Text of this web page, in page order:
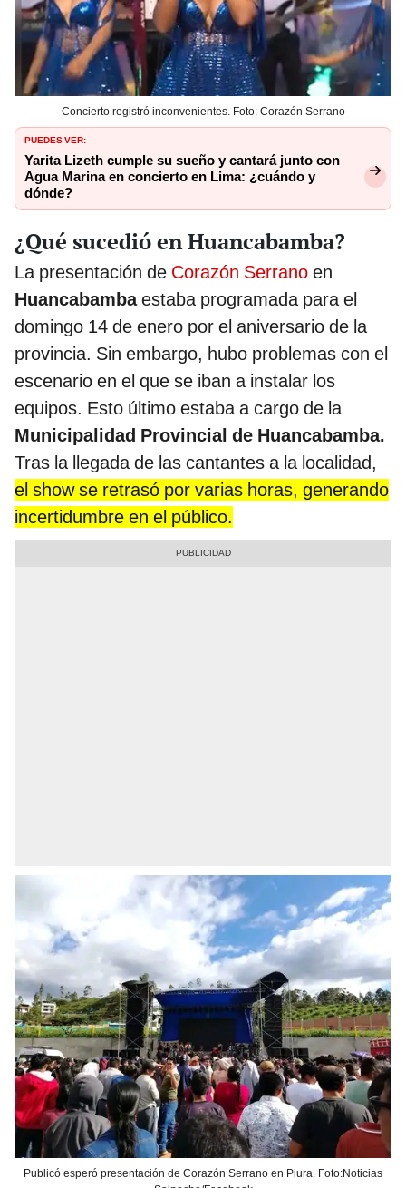
Concierto registró inconvenientes. Foto: Corazón Serrano
PUEDES VER:
Yarita Lizeth cumple su sueño y cantará junto con
Agua Marina en concierto en Lima: ¿cuándo y
dónde?
¿Qué sucedió en Huancabamba?
La presentación de Corazón Serrano en
Huancabambaestaba programada para el
domingo 14 de enero por el aniversario de la
provincia. Sin embargo, hubo problemas con el
escenario en el que se iban a instalar los
equipos. Esto último estaba a cargo de la
Municipalidad Provincial de Huancabamba.
Tras la llegada de las cantantes a la localidad,
el show se retrasó por varias horas, generando
incertidumbre en el público.
Publicó esperó presentación de Corazón Serrano en Piura. Foto:Noticias